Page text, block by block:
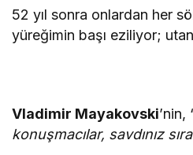
52 yıl sonra onlardan her
yüreğimin başı eziliyor;
Vladimir Mayakovski’nin,
konuşmacılar, savdınız